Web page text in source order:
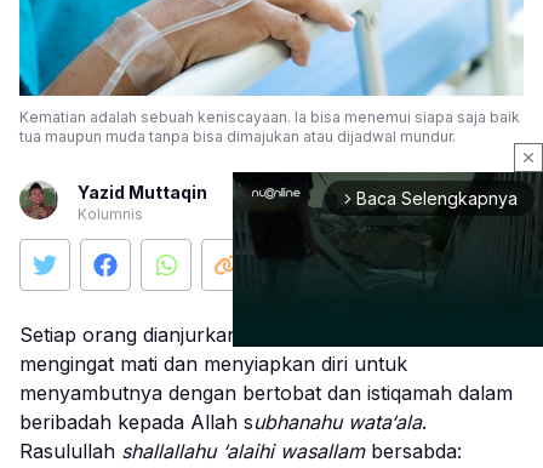
Kematian adalah sebuah keniscayaan. Ia bisa menemui siapa saja baik
tua maupun muda tanpa bisa dimajukan atau dijadwal mundur.
Yazid Muttaqin
Kolumnis
Setiap orang dianjurkan untuk memperbanyak
mengingat mati dan menyiapkan diri untuk
menyambutnya dengan bertobat dan istiqamah dalam
beribadah kepada Allah subhanahuwata‘ala.
Rasulullah shallallahu ‘alaihi wasallam bersabda:
close
arrow_forward_ios Baca Selengkapnya